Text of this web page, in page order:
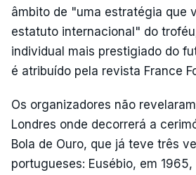
âmbito de "uma estratégia que
estatuto internacional" do
individual mais prestigiado do
é atribuído pela revista France
Os organizadores não
Londres onde decorrerá a
Bola de Ouro, que já teve três
portugueses: Eusébio, em